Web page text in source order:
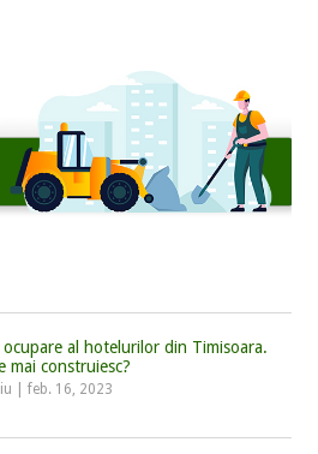
al hotelurilor din Timisoara.
mai construiesc?
|feb. 16, 2023